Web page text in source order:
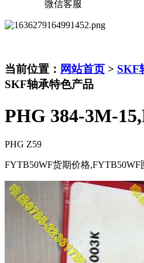
微信客服
当前位置： 网站首页 > SKF
SKF轴承特色产品
PHG 384-3M-
PHG Z59
FYTB50WF货期价格